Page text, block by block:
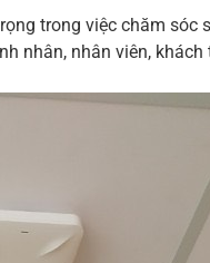
trong việc chăm
nhân, nhân viên,